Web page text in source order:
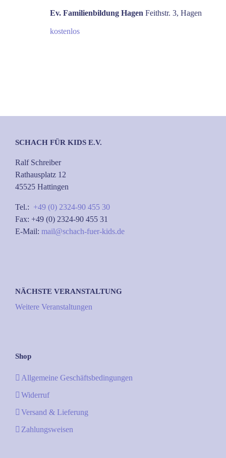
Ev. Familienbildung Hagen Feithstr. 3, Hagen
kostenlos
SCHACH FÜR KIDS E.V.
Ralf Schreiber
Rathausplatz 12
45525 Hattingen
Tel.: +49 (0) 2324-90 455 30
Fax: +49 (0) 2324-90 455 31
E-Mail: mail@schach-fuer-kids.de
NÄCHSTE VERANSTALTUNG
Weitere Veranstaltungen
Shop
Allgemeine Geschäftsbedingungen
Widerruf
Versand & Lieferung
Zahlungsweisen